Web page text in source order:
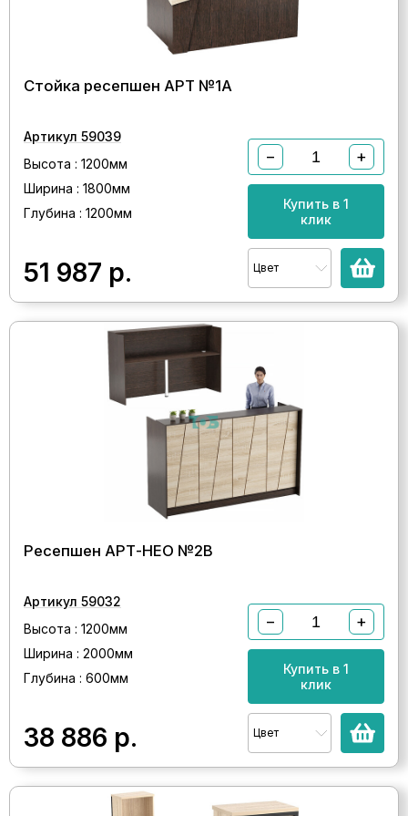
Стойка ресепшен АРТ №1A
Артикул 59039
Высота : 1200мм
Ширина : 1800мм
Глубина : 1200мм
51 987 р.
− +
Купить в 1
клик
Цвет
Ресепшен АРТ-НЕО №2В
Артикул 59032
Высота : 1200мм
Ширина : 2000мм
Глубина : 600мм
38 886 р.
− +
Купить в 1
клик
Цвет